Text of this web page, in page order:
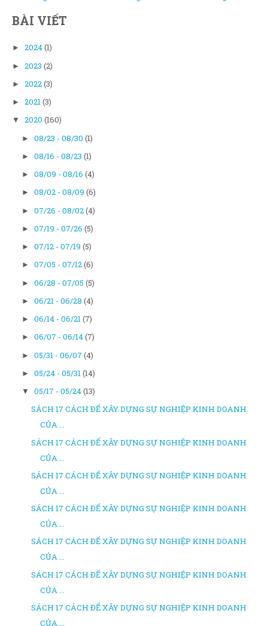
BÀI VIẾT
► 2024(1)
► 2023 (2)
► 2022(3)
► 2021(3)
▼ 2020 (160)
► 08/23 - 08/30 (1)
► 08/16 - 08/23 (1)
► 08/09 - 08/16 (4)
► 08/02 - 08/09 (6)
► 07/26 - 08/02(4)
► 07/19 - 07/26 (5)
► 07/12 - 07/19 (5)
► 07/05 - 07/12(6)
► 06/28 - 07/05 (5)
► 06/21 - 06/28 (4)
► 06/14 - 06/21(7)
► 06/07 - 06/14(7)
► 05/31 - 06/07 (4)
► 05/24 - 05/31(14)
▼ 05/17 - 05/24(13)
SÁCH 17 CÁCH ĐỂ XÂY DỰNG SỰ NGHIỆP KINH DOANH
CỦA ...
SÁCH 17 CÁCH ĐỂ XÂY DỰNG SỰ NGHIỆP KINH DOANH
CỦA ...
SÁCH 17 CÁCH ĐỂ XÂY DỰNG SỰ NGHIỆP KINH DOANH
CỦA ...
SÁCH 17 CÁCH ĐỂ XÂY DỰNG SỰ NGHIỆP KINH DOANH
CỦA ...
SÁCH 17 CÁCH ĐỂ XÂY DỰNG SỰ NGHIỆP KINH DOANH
CỦA ...
SÁCH 17 CÁCH ĐỂ XÂY DỰNG SỰ NGHIỆP KINH DOANH
CỦA ...
SÁCH 17 CÁCH ĐỂ XÂY DỰNG SỰ NGHIỆP KINH DOANH
CỦA ...